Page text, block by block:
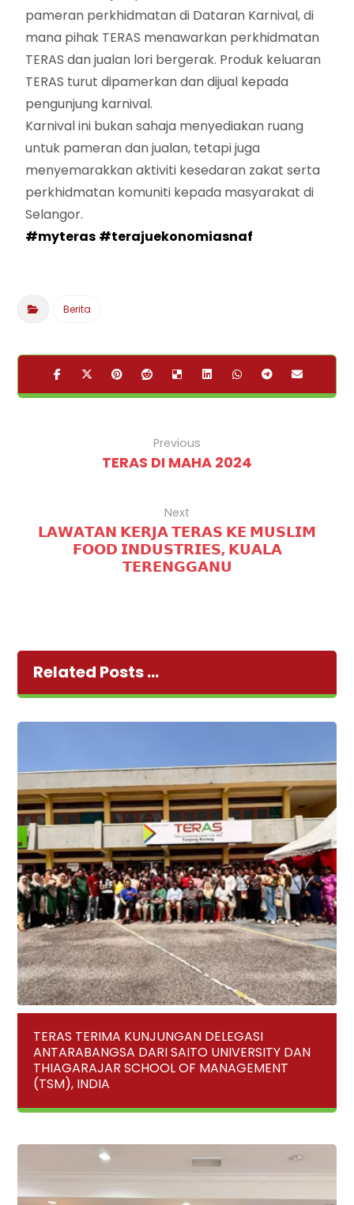
pameran perkhidmatan di Dataran Karnival, di
mana pihak TERAS menawarkan perkhidmatan
TERAS dan jualan lori bergerak. Produk keluaran
TERAS turut dipamerkan dan dijual kepada
pengunjung karnival.
Karnival ini bukan sahaja menyediakan ruang
untuk pameran dan jualan, tetapi juga
menyemarakkan aktiviti kesedaran zakat serta
perkhidmatan komuniti kepada masyarakat di
Selangor.
#myteras #terajuekonomiasnaf
Berita
Previous
TERAS DI MAHA 2024
Next
𝗟𝗔𝗪𝗔𝗧𝗔𝗡 𝗞𝗘𝗥𝗝𝗔 𝗧𝗘𝗥𝗔𝗦 𝗞𝗘 𝗠𝗨𝗦𝗟𝗜𝗠
𝗙𝗢𝗢𝗗 𝗜𝗡𝗗𝗨𝗦𝗧𝗥𝗜𝗘𝗦, 𝗞𝗨𝗔𝗟𝗔
𝗧𝗘𝗥𝗘𝗡𝗚𝗚𝗔𝗡𝗨
Related Posts ...
TERAS TERIMA KUNJUNGAN DELEGASI
ANTARABANGSA DARI SAITO UNIVERSITY DAN
THIAGARAJAR SCHOOL OF MANAGEMENT
(TSM), INDIA